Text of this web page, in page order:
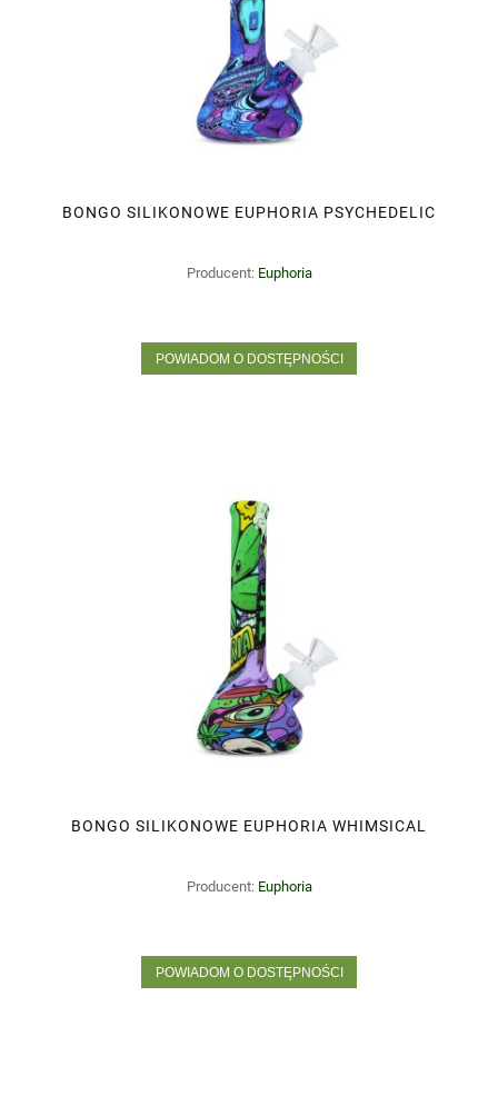
BONGO SILIKONOWE EUPHORIA PSYCHEDELIC
Producent: Euphoria
POWIADOM O DOSTĘPNOŚCI
BONGO SILIKONOWE EUPHORIA WHIMSICAL
Producent: Euphoria
POWIADOM O DOSTĘPNOŚCI